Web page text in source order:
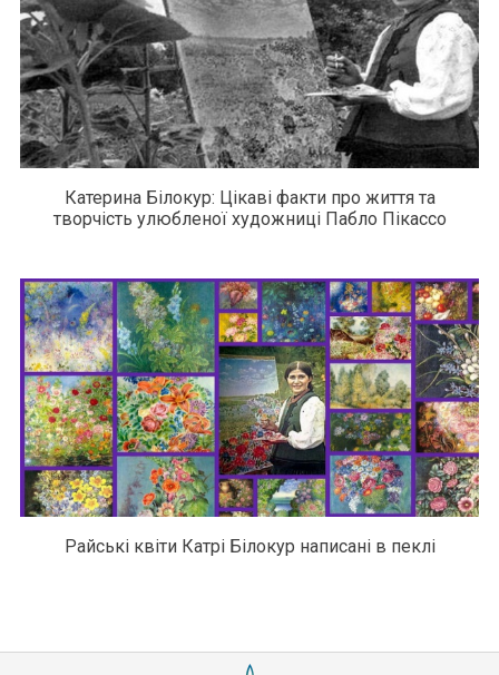
Катерина Білокур: Цікаві факти про життя та
творчість улюбленої художниці Пабло Пікассо
Райські квіти Катрі Білокур написані в пеклі